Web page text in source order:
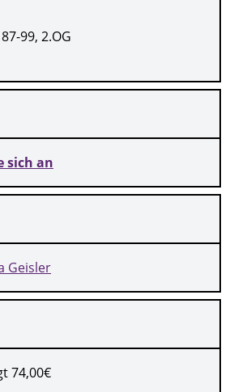
99, 2.OG
sich an
Geisler
74,00€